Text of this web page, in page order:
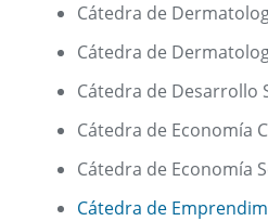
Cátedra de
Cátedra de
Cátedra de Desarrollo
Cátedra de Economía
Cátedra de Economía
Cátedra de